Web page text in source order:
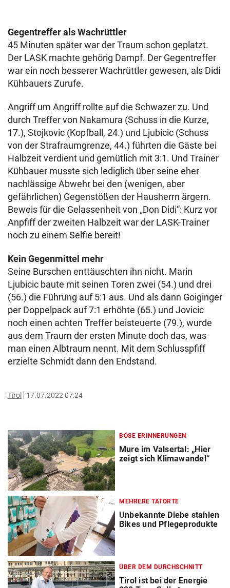
Gegentreffer als Wachrüttler
45 Minuten später war der Traum schon geplatzt.
Der LASK machte gehörig Dampf. Der Gegentreffer
war ein noch besserer Wachrüttler gewesen, als Didi
Kühbauers Zurufe.
Angriff um Angriff rollte auf die Schwazer zu. Und
durch Treffer von Nakamura (Schuss in die Kurze,
17.), Stojkovic (Kopfball, 24.) und Ljubicic (Schuss
von der Strafraumgrenze, 44.) führten die Gäste bei
Halbzeit verdient und gemütlich mit 3:1. Und Trainer
Kühbauer musste sich lediglich über seine eher
nachlässige Abwehr bei den (wenigen, aber
gefährlichen) Gegenstößen der Hausherrn ärgern.
Beweis für die Gelassenheit von „Don Didi“: Kurz vor
Anpfiff der zweiten Halbzeit war der LASK-Trainer
noch zu einem Selfie bereit!
Kein Gegenmittel mehr
Seine Burschen enttäuschten ihn nicht. Marin
Ljubicic baute mit seinen Toren zwei (54.) und drei
(56.) die Führung auf 5:1 aus. Und als dann Goiginger
per Doppelpack auf 7:1 erhöhte (65.) und Jovicic
noch einen achten Treffer beisteuerte (79.), wurde
aus dem Traum der ersten Minute doch das, was
man einen Albtraum nennt. Mit dem Schlusspfiff
erzielte Schmidt dann den Endstand.
Tirol 17.07.2022 07:24
BÖSE ERINNERUNGEN
Mure im Valsertal: „Hier
zeigt sich Klimawandel“
MEHRERE TATORTE
Unbekannte Diebe stahlen
Bikes und Pflegeprodukte
ÜBER DEM DURCHSCHNITT
Tirol ist bei der Energie